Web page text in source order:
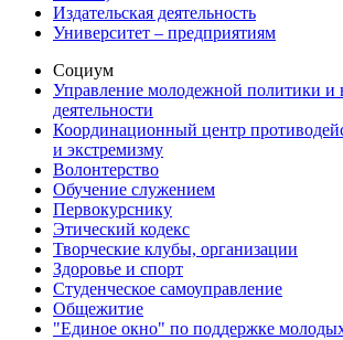
Издательская деятельность
Университет – предприятиям
Социум
Управление молодежной политики и
деятельности
Координационный центр
и экстремизму
Волонтерство
Обучение служением
Первокурснику
Этический кодекс
Творческие клубы, организации
Здоровье и спорт
Студенческое самоуправление
Общежитие
"Единое окно" по поддержке